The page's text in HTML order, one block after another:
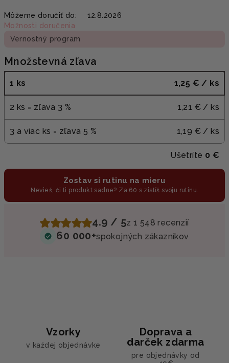
cena:
Môžeme doručiť do:
12.8.2026
Možnosti doručenia
Vernostný program
Množstevná zľava
1 ks 1,25 € / ks
2 ks = zľava 3 % 1,21 € / ks
3 a viac ks = zľava 5 % 1,19 € / ks
Ušetríte 0 €
Zostav si rutinu na mieru
Nevieš, či ti produkt sadne? Za 60 s zistíš svoju rutinu.
4.9 / 5z 1 548 recenzií
60 000+spokojných zákazníkov
Vzorky
v každej objednávke
Doprava a
darček zdarma
pre objednávky od